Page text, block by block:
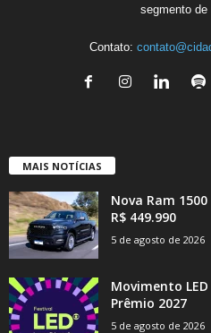
segmento de
Contato:
MAIS NOTÍCIAS
Nova Ram
R$ 449.990
5 de agosto de 2026
Movimento
Prêmio 2027
5 de agosto de 2026